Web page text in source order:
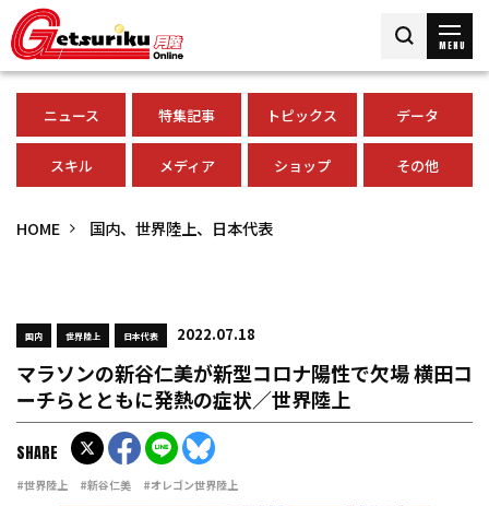
MENU
ニュース 特集記事 トピックス データ
スキル メディア ショップ その他
HOME 国内、世界陸上、日本代表
国内 世界陸上 日本代表 2022.07.18
マラソンの新谷仁美が新型コロナ陽性で欠場 横田コ
ーチらとともに発熱の症状／世界陸上
#世界陸上 #新谷仁美 #オレゴン世界陸上
SHARE